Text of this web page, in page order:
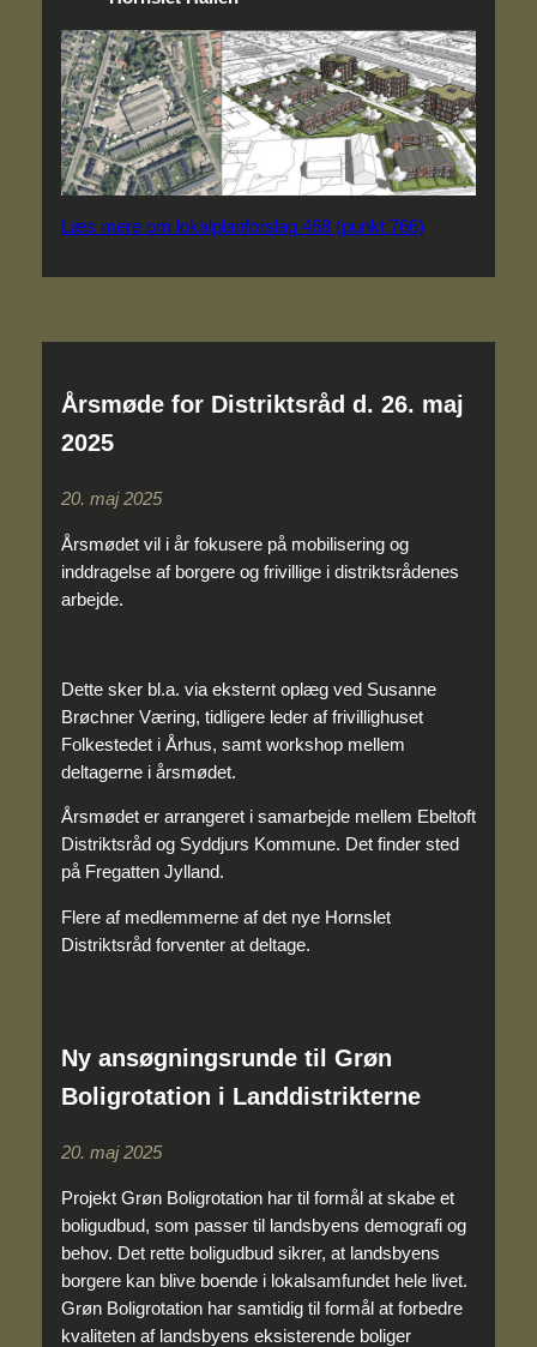
Læs mere om lokalplanforslag 468 (punkt 766)
Årsmøde for Distriktsråd d. 26. maj
2025
20. maj 2025
Årsmødet vil i år fokusere på mobilisering og
inddragelse af borgere og frivillige i distriktsrådenes
arbejde.
Dette sker bl.a. via eksternt oplæg ved Susanne
Brøchner Væring, tidligere leder af frivillighuset
Folkestedet i Århus, samt workshop mellem
deltagerne i årsmødet.
Årsmødet er arrangeret i samarbejde mellem Ebeltoft
Distriktsråd og Syddjurs Kommune. Det finder sted
på Fregatten Jylland.
Flere af medlemmerne af det nye Hornslet
Distriktsråd forventer at deltage.
Ny ansøgningsrunde til Grøn
Boligrotation i Landdistrikterne
20. maj 2025
Projekt Grøn Boligrotation har til formål at skabe et
boligudbud, som passer til landsbyens demografi og
behov. Det rette boligudbud sikrer, at landsbyens
borgere kan blive boende i lokalsamfundet hele livet.
Grøn Boligrotation har samtidig til formål at forbedre
kvaliteten af landsbyens eksisterende boliger